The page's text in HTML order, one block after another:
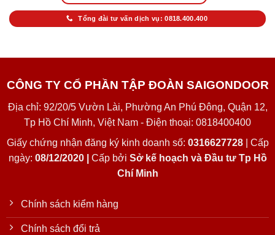
Tổng đài tư vấn dịch vụ: 0818.400.400
CÔNG TY CỔ PHẦN TẬP ĐOÀN SAIGONDOOR
Địa chỉ: 92/20/5 Vườn Lài, Phường An Phú Đông, Quận 12,
Tp Hồ Chí Minh, Việt Nam - Điện thoại: 0818400400
Giấy chứng nhận đăng ký kinh doanh số: 0316627728| Cấp
ngày: 08/12/2020 | Cấp bởi Sở kế hoạch và Đầu tư Tp Hồ
Chí Minh
Chính sách kiểm hàng
Chính sách đổi trả